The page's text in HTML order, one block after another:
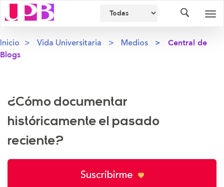
Inicio Vida Universitaria Medios
Central de
Blogs
¿Cómo documentar
históricamente el pasado
reciente?
Suscribirme